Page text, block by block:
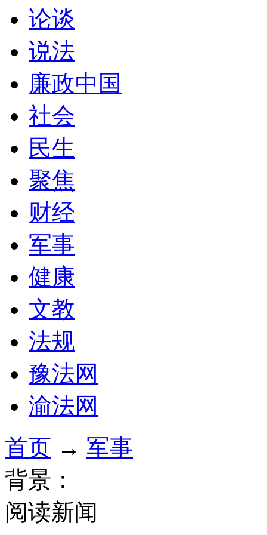
论谈
说法
廉政中国
社会
民生
聚焦
财经
军事
健康
文教
法规
豫法网
渝法网
首页 → 军事
背景：
阅读新闻